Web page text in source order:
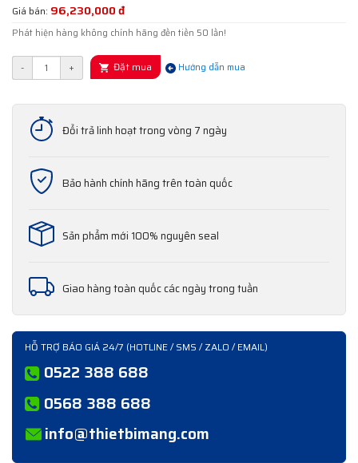
Giá bán: 96,230,000 đ
Phát hiện hàng không chính hãng đền tiền 50 lần!
- + Đặt mua Hướng dẫn mua
Đổi trả linh hoạt trong vòng 7 ngày
Bảo hành chính hãng trên toàn quốc
Sản phẩm mới 100% nguyên seal
Giao hàng toàn quốc các ngày trong tuần
HỖ TRỢ BÁO GIÁ 24/7 (HOTLINE / SMS / ZALO / EMAIL)
0522 388 688
0568 388 688
info@thietbimang.com